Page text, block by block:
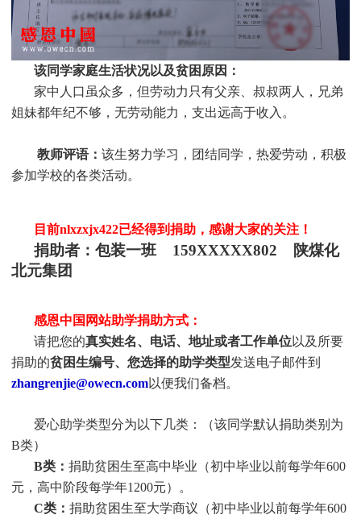
该同学家庭生活状况以及贫困原因：
家中人口虽众多，但劳动力只有父亲、叔叔两人，兄弟
姐妹都年纪不够，无劳动能力，支出远高于收入。
教师评语： 该生努力学习，团结同学，热爱劳动，积极
参加学校的各类活动。
目前nlxzxjx422已经得到捐助，感谢大家的关注！
捐助者：包装一班 159XXXXX802 陕煤化
北元集团
感恩中国网站助学捐助方式：
请把您的真实姓名、电话、地址或者工作单位以及所要
捐助的贫困生编号、您选择的助学类型发送电子邮件到
zhangrenjie@owecn.com以便我们备档。
爱心助学类型分为以下几类：（该同学默认捐助类别为
B类）
B类： 捐助贫困生至高中毕业（初中毕业以前每学年600
元，高中阶段每学年1200元）。
C类： 捐助贫困生至大学商议（初中毕业以前每学年600